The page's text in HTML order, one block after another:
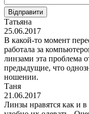
Відправити
Татьяна
25.06.2017
В какой-то момент
работала за
линзами эта проблема
предыдущие, что
ношении.
Таня
21.06.2017
Линзы нравятся как и